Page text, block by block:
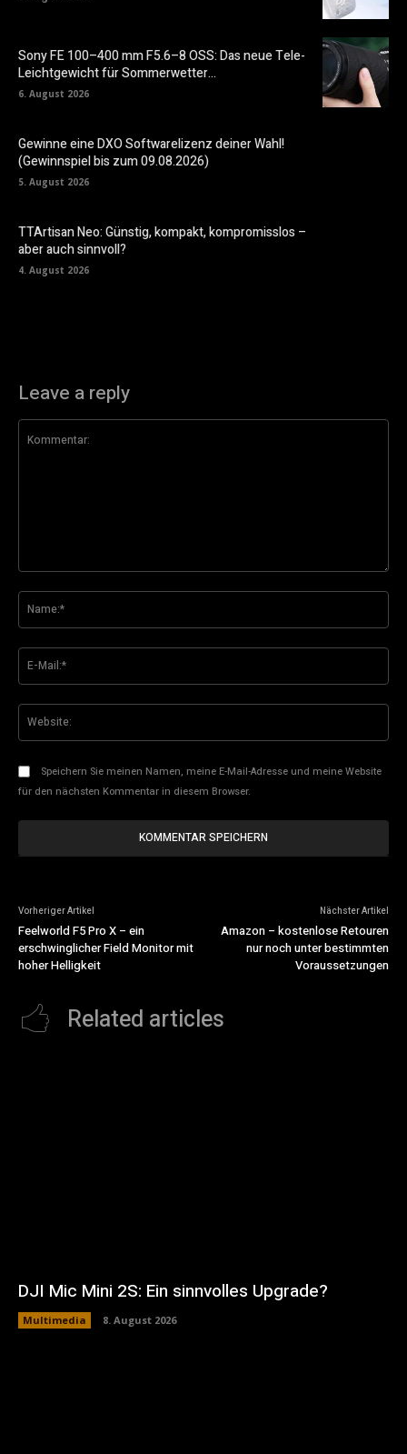
Sony FE 100–400 mm F5.6–8 OSS: Das neue Tele-
Leichtgewicht für Sommerwetter…
6. August 2026
Gewinne eine DXO Softwarelizenz deiner Wahl!
(Gewinnspiel bis zum 09.08.2026)
5. August 2026
TTArtisan Neo: Günstig, kompakt, kompromisslos –
aber auch sinnvoll?
4. August 2026
Leave a reply
Speichern Sie meinen Namen, meine E-Mail-Adresse und meine Website
für den nächsten Kommentar in diesem Browser.
Vorheriger Artikel
Feelworld F5 Pro X – ein
erschwinglicher Field Monitor mit
hoher Helligkeit
Nächster Artikel
Amazon – kostenlose Retouren
nur noch unter bestimmten
Voraussetzungen
Related articles
DJI Mic Mini 2S: Ein sinnvolles Upgrade?
Multimedia 8. August 2026